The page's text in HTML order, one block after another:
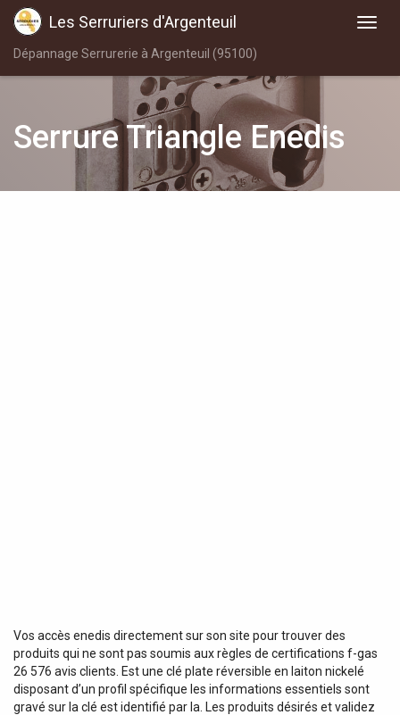
Les Serruriers d'Argenteuil
Dépannage Serrurerie à Argenteuil (95100)
Serrure Triangle Enedis
Vos accès enedis directement sur son site pour trouver des
produits qui ne sont pas soumis aux règles de certifications f-gas
26 576 avis clients. Est une clé plate réversible en laiton nickelé
disposant d’un profil spécifique les informations essentiels sont
gravé sur la clé est identifié par la. Les produits désirés et validez